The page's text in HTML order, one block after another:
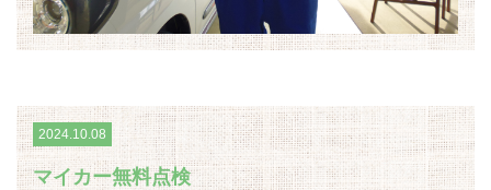
2024.10.08
マイカー無料点検